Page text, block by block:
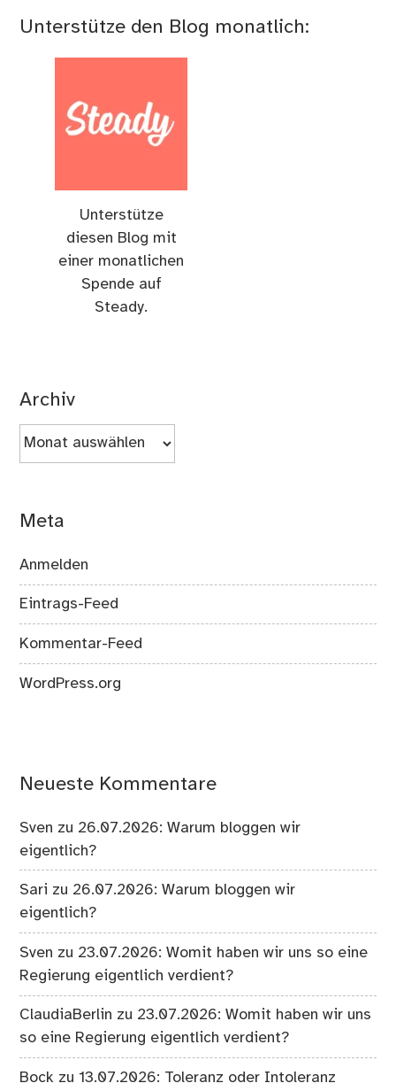
Unterstütze den Blog monatlich:
Unterstütze
diesen Blog mit
einer monatlichen
Spende auf
Steady.
Archiv
Archiv
Meta
Anmelden
Eintrags-Feed
Kommentar-Feed
WordPress.org
Neueste Kommentare
Sven zu 26.07.2026: Warum bloggen wir
eigentlich?
Sari zu 26.07.2026: Warum bloggen wir
eigentlich?
Sven zu 23.07.2026: Womit haben wir uns so eine
Regierung eigentlich verdient?
ClaudiaBerlin zu 23.07.2026: Womit haben wir uns
so eine Regierung eigentlich verdient?
Bock zu13.07.2026: Toleranz oder Intoleranz